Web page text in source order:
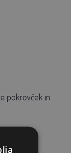
pokrovček in